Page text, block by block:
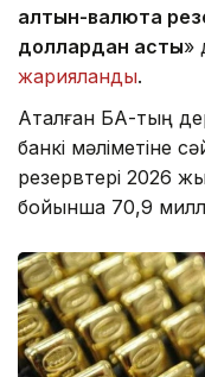
алтын-валюта
доллардан асты»
жарияланды.
Аталған БАҚ-тың
банкі мәліметіне
резервтері 2026
бойынша 70,9